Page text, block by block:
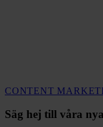
CONTENT
Säg hej till våra